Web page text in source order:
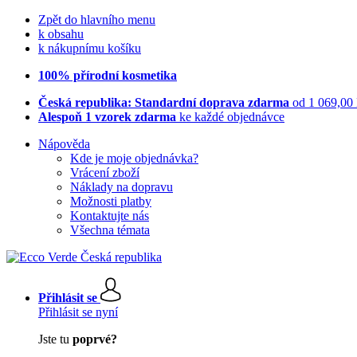
Zpět do hlavního menu
k obsahu
k nákupnímu košíku
100% přírodní kosmetika
Česká republika: Standardní doprava zdarma od 1 069,00
Alespoň 1 vzorek zdarma ke každé objednávce
Nápověda
Kde je moje objednávka?
Vrácení zboží
Náklady na dopravu
Možnosti platby
Kontaktujte nás
Všechna témata
Přihlásit se
Přihlásit se nyní
Jste tu poprvé?